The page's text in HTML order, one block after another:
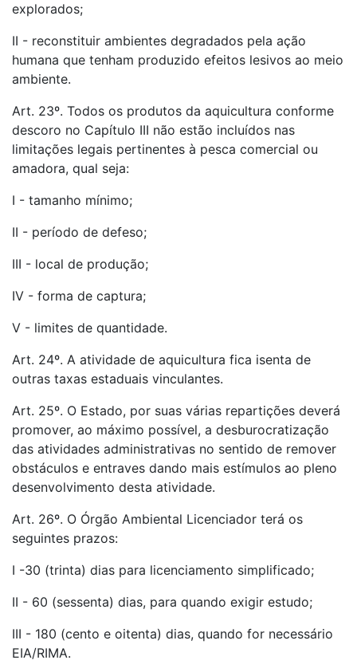
explorados;
II - reconstituir ambientes degradados pela ação
humana que tenham produzido efeitos lesivos ao meio
ambiente.
Art. 23º. Todos os produtos da aquicultura conforme
descoro no Capítulo III não estão incluídos nas
limitações legais pertinentes à pesca comercial ou
amadora, qual seja:
I - tamanho mínimo;
II - período de defeso;
III - local de produção;
IV - forma de captura;
V - limites de quantidade.
Art. 24º. A atividade de aquicultura fica isenta de
outras taxas estaduais vinculantes.
Art. 25º. O Estado, por suas várias repartições deverá
promover, ao máximo possível, a desburocratização
das atividades administrativas no sentido de remover
obstáculos e entraves dando mais estímulos ao pleno
desenvolvimento desta atividade.
Art. 26º. O Órgão Ambiental Licenciador terá os
seguintes prazos:
I -30 (trinta) dias para licenciamento simplificado;
II - 60 (sessenta) dias, para quando exigir estudo;
III - 180 (cento e oitenta) dias, quando for necessário
EIA/RIMA.